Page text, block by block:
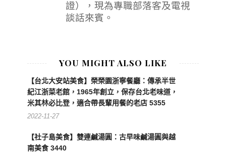
證），現為專職部落客及電視
談話來賓。
YOU MIGHT ALSO LIKE
【台北大安站美食】榮榮園浙寧餐廳：傳承半世
紀江浙菜老館，1965年創立，保存台北老味道，
米其林必比登，適合帶長輩用餐的老店 5355
2022-11-27
【社子島美食】雙連鹹湯圓：古早味鹹湯圓與越
南美食 3440